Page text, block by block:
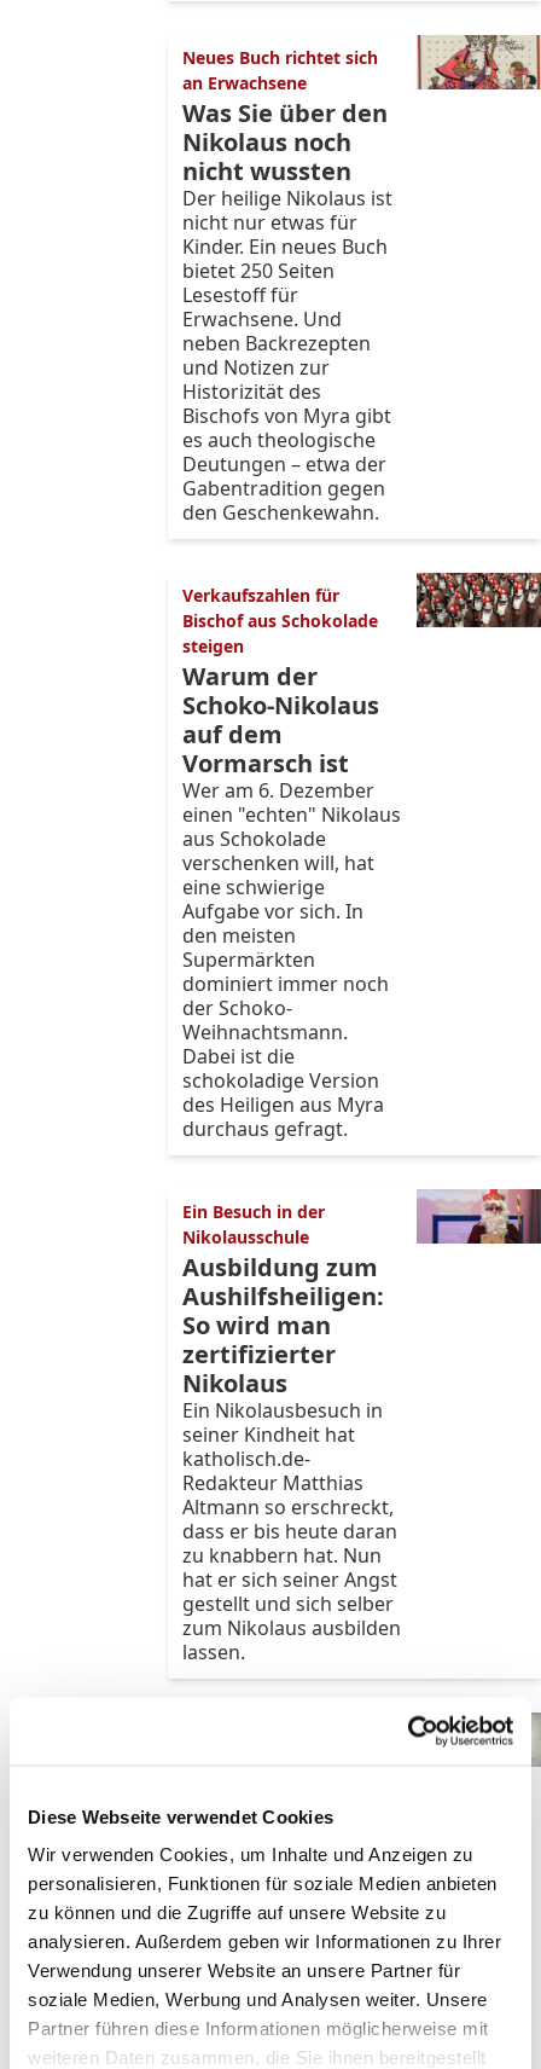
Diese Webseite verwendet Cookies
Wir verwenden Cookies, um Inhalte und Anzeigen zu
personalisieren, Funktionen für soziale Medien anbieten
zu können und die Zugriffe auf unsere Website zu
analysieren. Außerdem geben wir Informationen zu Ihrer
Verwendung unserer Website an unsere Partner für
soziale Medien, Werbung und Analysen weiter. Unsere
Partner führen diese Informationen möglicherweise mit
weiteren Daten zusammen, die Sie ihnen bereitgestellt
Neues Buch richtet sich
an Erwachsene
Was Sie über den
Nikolaus noch
nicht wussten
Der heilige Nikolaus ist
nicht nur etwas für
Kinder. Ein neues Buch
bietet 250 Seiten
Lesestoff für
Erwachsene. Und
neben Backrezepten
und Notizen zur
Historizität des
Bischofs von Myra gibt
es auch theologische
Deutungen – etwa der
Gabentradition gegen
den Geschenkewahn.
Verkaufszahlen für
Bischof aus Schokolade
steigen
Warum der
Schoko-Nikolaus
auf dem
Vormarsch ist
Wer am 6. Dezember
einen "echten" Nikolaus
aus Schokolade
verschenken will, hat
eine schwierige
Aufgabe vor sich. In
den meisten
Supermärkten
dominiert immer noch
der Schoko-
Weihnachtsmann.
Dabei ist die
schokoladige Version
des Heiligen aus Myra
durchaus gefragt.
Ein Besuch in der
Nikolausschule
Ausbildung zum
Aushilfsheiligen:
So wird man
zertifizierter
Nikolaus
Ein Nikolausbesuch in
seiner Kindheit hat
katholisch.de-
Redakteur Matthias
Altmann so erschreckt,
dass er bis heute daran
zu knabbern hat. Nun
hat er sich seiner Angst
gestellt und sich selber
zum Nikolaus ausbilden
lassen.
Kampfansage
dem Nikolaus
zuliebe?
Alle Jahre wieder stellt
sich die Frage: Nikolaus
vs. Weihnachtsmann –
lohnt der Kampf? Die
katholisch.de-
Redakteure Tobias
Glenz und Kilian Martin